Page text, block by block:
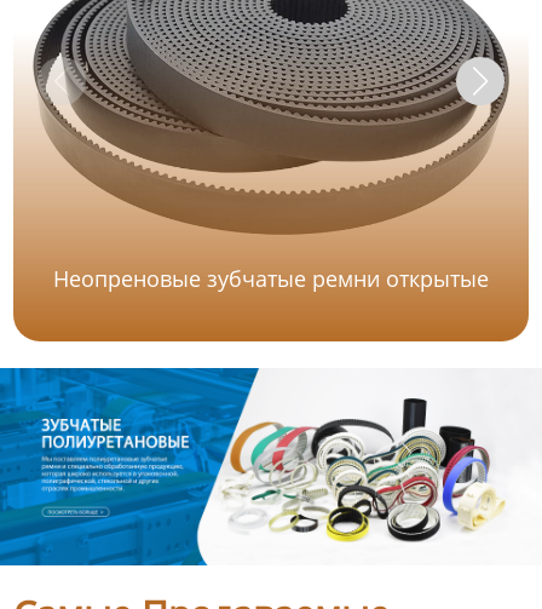
Неопреновые зубчатые ремни открытые